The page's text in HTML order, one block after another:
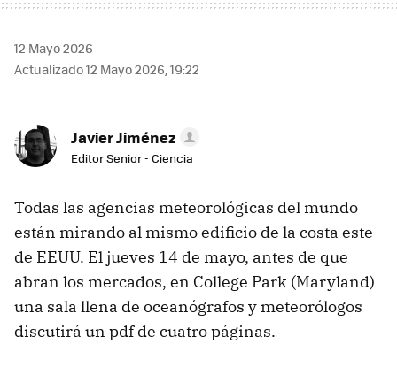
12 Mayo 2026
Actualizado 12 Mayo 2026, 19:22
Javier Jiménez
Editor Senior - Ciencia
Todas las agencias meteorológicas del mundo
están mirando al mismo edificio de la costa este
de EEUU. El jueves 14 de mayo, antes de que
abran los mercados, en College Park (Maryland)
una sala llena de oceanógrafos y meteorólogos
discutirá un pdf de cuatro páginas.